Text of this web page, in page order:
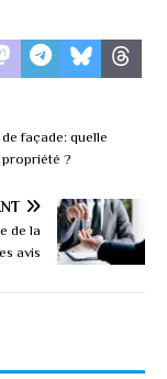
façade: quelle
?
de la
avis